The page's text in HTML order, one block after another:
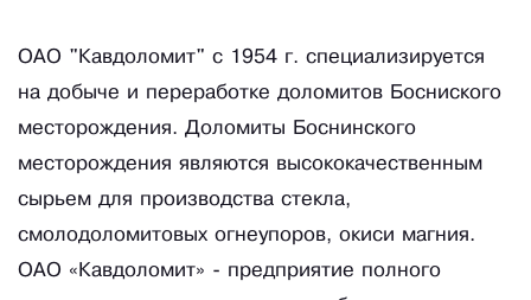
ОАО "Кавдоломит" с 1954 г. специализируется
на добыче и переработке доломитов Босниского
месторождения. Доломиты Боснинского
месторождения являются высококачественным
сырьем для производства стекла,
смолодоломитовых огнеупоров, окиси магния.
ОАО «Кавдоломит» - предприятие полного